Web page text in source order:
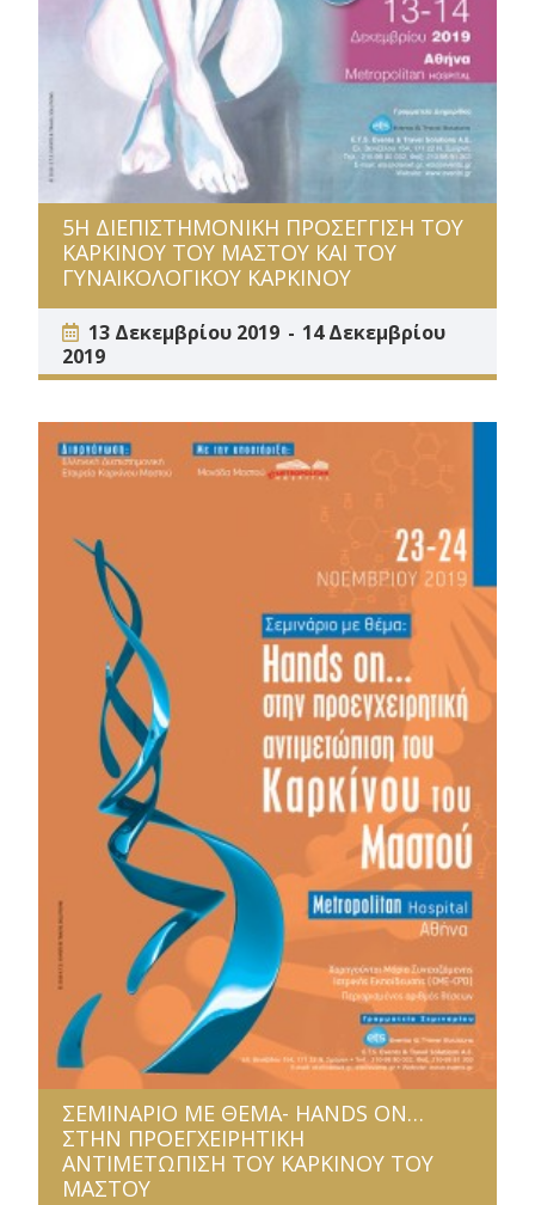
5Η ΔΙΕΠΙΣΤΗΜΟΝΙΚΗ ΠΡΟΣΕΓΓΙΣΗ ΤΟΥ
ΚΑΡΚΙΝΟΥ ΤΟΥ ΜΑΣΤΟΥ ΚΑΙ ΤΟΥ
ΓΥΝΑΙΚΟΛΟΓΙΚΟΥ ΚΑΡΚΙΝΟΥ
13 Δεκεμβρίου 2019
14 Δεκεμβρίου
2019
ΣΕΜΙΝΑΡΙΟ ΜΕ ΘΕΜΑ- HANDS ON…
ΣΤΗΝ ΠΡΟΕΓΧΕΙΡΗΤΙΚΗ
ΑΝΤΙΜΕΤΩΠΙΣΗ ΤΟΥ ΚΑΡΚΙΝΟΥ ΤΟΥ
ΜΑΣΤΟΥ